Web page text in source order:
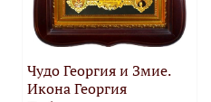
Чудо Георгия и Змие.
Икона Георгия